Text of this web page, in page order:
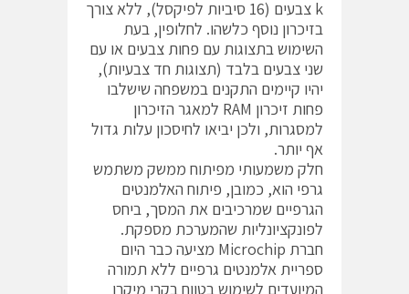
k צבעים (16 סיביות לפיקסל), ללא צורך
בזיכרון נוסף כלשהו. לחלופין, בעת
השימוש בתצוגות עם פחות צבעים או עם
שני צבעים בלבד (תצוגות חד צבעיות),
יהיו קיימים התקנים במשפחה שישלבו
פחות זיכרון RAM למאגר הזיכרון
למסגרות, ולכן יביאו לחיסכון עלות גדול
אף יותר.
חלק משמעותי מפיתוח ממשק משתמש
גרפי הוא, כמובן, פיתוח האלמנטים
הגרפיים שמרכיבים את המסך, ביחס
לפונקציונליות שהמערכת מספקת.
חברת Microchip מציעה כבר היום
ספריית אלמנטים גרפיים ללא תמורה
המיועדים לשימוש בטווח בקרי מיקרו